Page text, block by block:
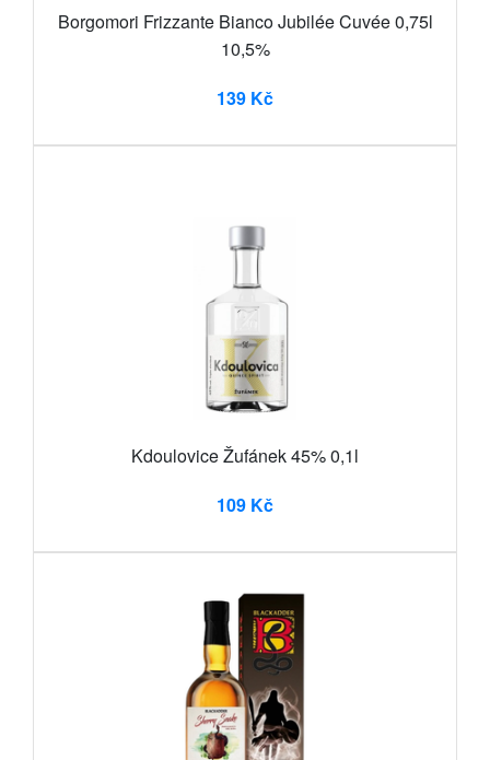
Borgomori Frizzante Bianco Jubilée Cuvée 0,75l
10,5%
139 Kč
Kdoulovice Žufánek 45% 0,1l
109 Kč